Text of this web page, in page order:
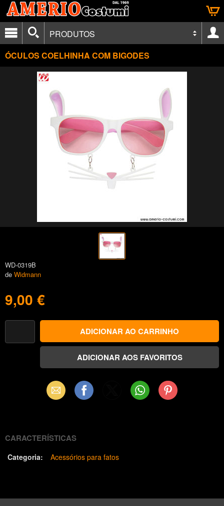
PRODUTOS
ÓCULOS COELHINHA COM BIGODES
WD-0319B
de Widmann
9,00 €
Email Facebook WhatsAppPinterest
CARACTERÍSTICAS
Categoria: Acessórios para fatos